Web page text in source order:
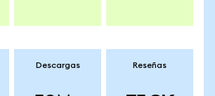
Descargas Reseñas